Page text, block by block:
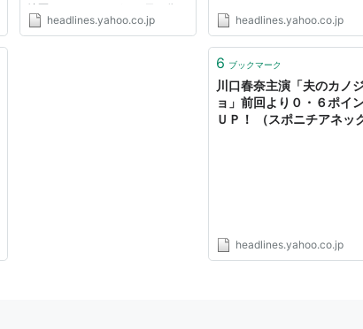
地区）だったことが１５日、分か
った。 川口春奈「何でも数字で
headlines.yahoo.co.jp headlines.yahoo.co.jp
6 ブックマーク
川口春奈主演「夫のカノ
ョ」前回より０・６ポイ
ＵＰ！ （スポニチアネッ
headlines.yahoo.co.jp